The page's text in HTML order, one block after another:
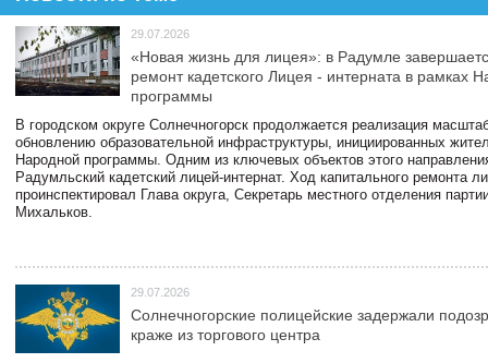
29.07.2026
«Новая жизнь для лицея»: в Радумле
ремонт кадетского Лицея - интерната в рамках
программы
В городском округе Солнечногорск продолжается реализация
обновлению образовательной инфраструктуры, инициированных
Народной программы. Одним из ключевых объектов этого
Радумльский кадетский лицей-интернат. Ход капитального ремонта
проинспектировал Глава округа, Секретарь местного отделения
Михальков.
29.07.2026
Солнечногорские полицейские задержали
краже из торгового центра